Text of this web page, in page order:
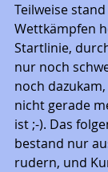
Teilweise
Wettkämpfen
Startlinie,
nur noch
noch
nicht gerade
ist ;-). Das
bestand nur
rudern, und